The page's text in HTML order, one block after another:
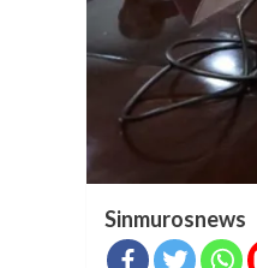
Sinmurosnews